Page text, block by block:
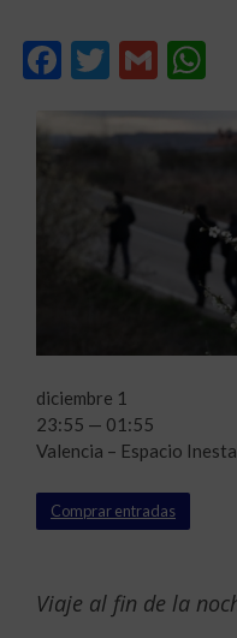
Facebook
Twitter
Gmail
Viaje al fin de la
diciembre 1
23:55 — 01:55
Valencia – Espacio
Comprar entradas